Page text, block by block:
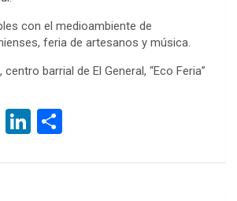
con el medioambiente de
feria de artesanos y música.
barrial de El General, “Eco Feria”
W
at
Li
ke m